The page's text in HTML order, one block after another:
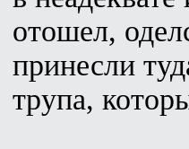
отошел,
принесли
трупа,